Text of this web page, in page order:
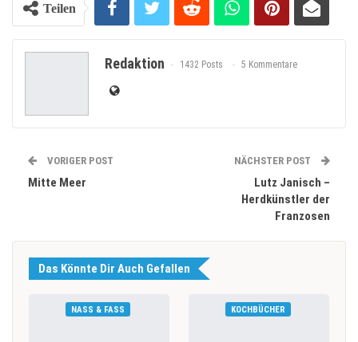
Teilen
Redaktion 1432 Posts 5 Kommentare
VORIGER POST
Mitte Meer
NÄCHSTER POST
Lutz Janisch –
Herdkünstler der
Franzosen
Das Könnte Dir Auch Gefallen
NASS & FASS KOCHBÜCHER